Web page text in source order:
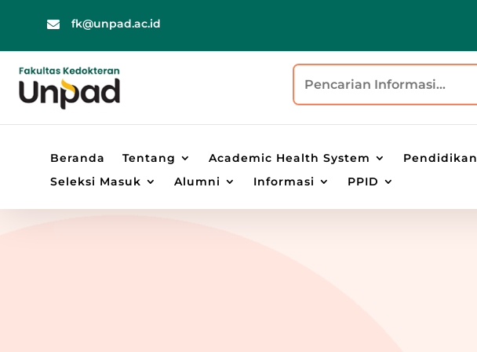
 fk@unpad.ac.id
Search
for:
Beranda Tentang Academic Health System Pendidikan
Seleksi Masuk
Alumni Informasi PPID